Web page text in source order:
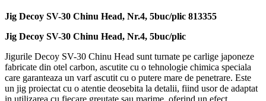
Jig Decoy SV-30 Chinu Head, Nr.4, 5buc/plic 813355
Jig Decoy SV-30 Chinu Head, Nr.4, 5buc/plic
Jigurile Decoy SV-30 Chinu Head sunt turnate pe carlige japoneze
fabricate din otel carbon, ascutite cu o tehnologie chimica speciala
care garanteaza un varf ascutit cu o putere mare de penetrare. Este
un jig proiectat cu o atentie deosebita la detalii, fiind usor de adaptat